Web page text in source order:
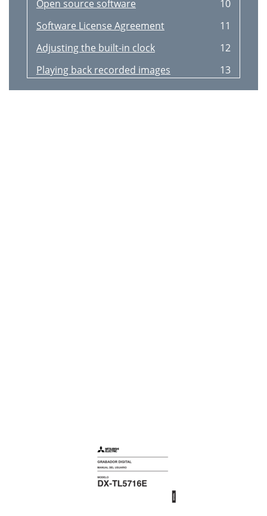
Open source software
10
Software License Agreement
11
Adjusting the built-in clock
12
Playing back recorded images
13
Operations
15